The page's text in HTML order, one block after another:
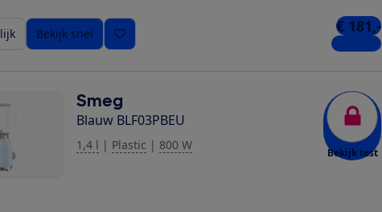
Bekijk snel € 181,-
4 winkels
Smeg
Blauw BLF03PBEU
1,4 l | Plastic | 800 W
Bekijk test